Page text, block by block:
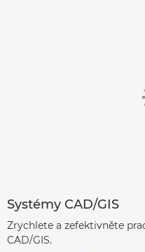
Systémy CAD/GIS
Zrychlete a zefektivněte
CAD/GIS.